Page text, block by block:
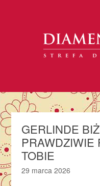
GERLINDE
PRAWDZIWIE
TOBIE
29 marca 2026